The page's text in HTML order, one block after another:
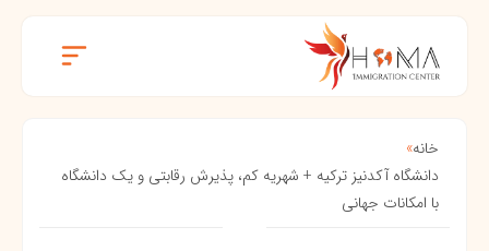
خانه»
دانشگاه آکدنیز ترکیه + شهریه کم، پذیرش رقابتی و یک دانشگاه
با امکانات جهانی